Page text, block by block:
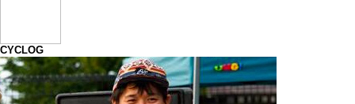
CYCLOG